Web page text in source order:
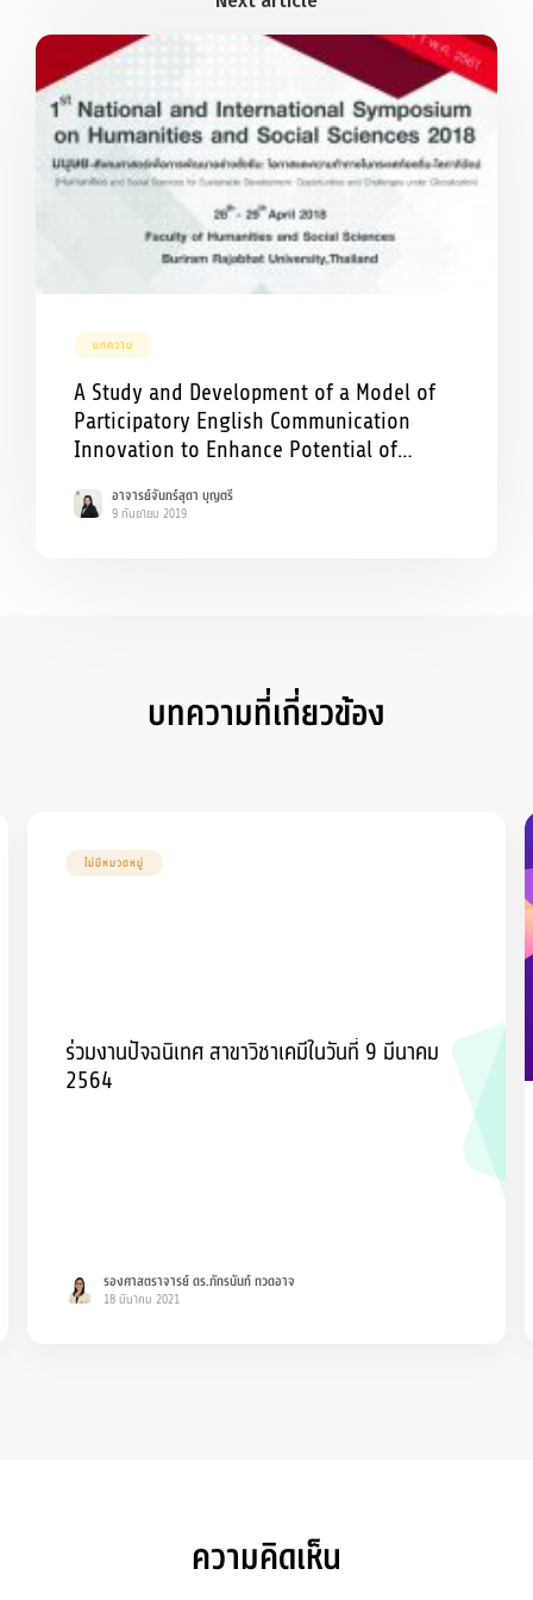
บทความ
A Study and Development of a Model of
Participatory English Communication
Innovation to Enhance Potential of
Study of Buriram Rajabhat University
อาจารย์จันทร์สุดา บุญตรี
9 กันยายน 2019
บทความที่เกี่ยวข้อง
ไม่มีหมวดหมู่
ร่วมงานปัจฉนิเทศ สาขาวิชาเคมีในวันที่ 9 มีนาคม
2564
รองศาสตราจารย์ ดร.ภัทรนันท์ ทวดอาจ
18 มีนาคม 2021
ความคิดเห็น